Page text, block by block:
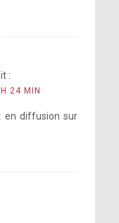
:
24 MIN
en diffusion sur